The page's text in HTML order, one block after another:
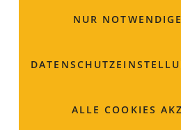
NUR
ALLE COOKIES
kinderschutzbund-